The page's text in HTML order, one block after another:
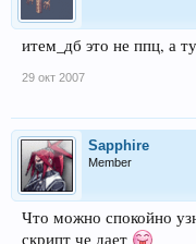
итем_дб это не ппц, а
29 окт 2007
Sapphire
Member
Что можно спокойно
скрипт че дает